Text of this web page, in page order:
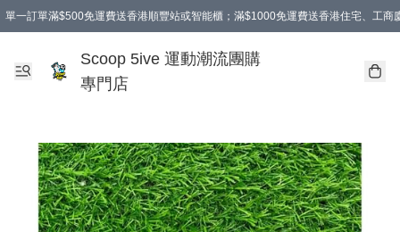
單一訂單滿$500免運費送香港順豐站或智能櫃；滿$1000免運費送香港住宅、工商
Scoop 5ive 運動潮流團購
專門店